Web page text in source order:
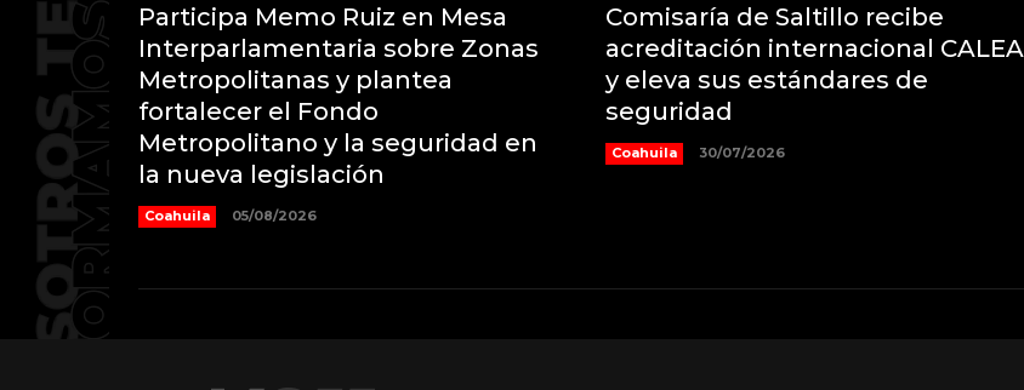
Participa Memo Ruiz en Mesa
Interparlamentaria sobre Zonas
Metropolitanas y plantea
fortalecer el Fondo
Metropolitano y la seguridad en
la nueva legislación
Coahuila 05/08/2026
Comisaría de Saltillo recibe
acreditación internacional CALEA
y eleva sus estándares de
seguridad
Coahuila 30/07/2026